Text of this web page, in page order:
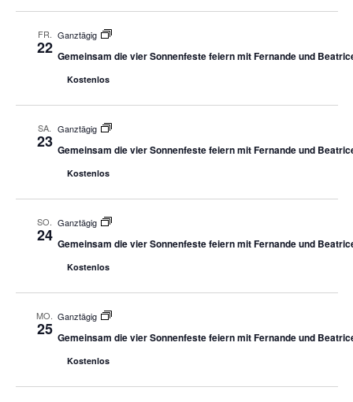
FR.
22
Ganztägig
Gemeinsam die vier Sonnenfeste feiern mit Fernande und
Kostenlos
SA.
23
Ganztägig
Gemeinsam die vier Sonnenfeste feiern mit Fernande und
Kostenlos
SO.
24
Ganztägig
Gemeinsam die vier Sonnenfeste feiern mit Fernande und
Kostenlos
MO.
25
Ganztägig
Gemeinsam die vier Sonnenfeste feiern mit Fernande und
Kostenlos